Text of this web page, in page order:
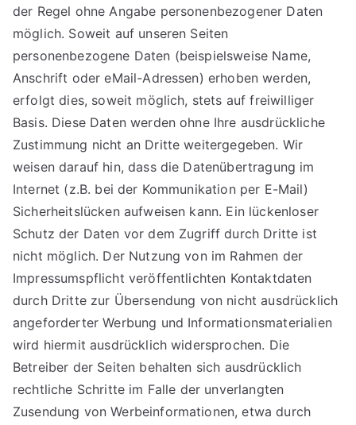
der Regel ohne Angabe personenbezogener Daten
möglich. Soweit auf unseren Seiten
personenbezogene Daten (beispielsweise Name,
Anschrift oder eMail-Adressen) erhoben werden,
erfolgt dies, soweit möglich, stets auf freiwilliger
Basis. Diese Daten werden ohne Ihre ausdrückliche
Zustimmung nicht an Dritte weitergegeben. Wir
weisen darauf hin, dass die Datenübertragung im
Internet (z.B. bei der Kommunikation per E-Mail)
Sicherheitslücken aufweisen kann. Ein lückenloser
Schutz der Daten vor dem Zugriff durch Dritte ist
nicht möglich. Der Nutzung von im Rahmen der
Impressumspflicht veröffentlichten Kontaktdaten
durch Dritte zur Übersendung von nicht ausdrücklich
angeforderter Werbung und Informationsmaterialien
wird hiermit ausdrücklich widersprochen. Die
Betreiber der Seiten behalten sich ausdrücklich
rechtliche Schritte im Falle der unverlangten
Zusendung von Werbeinformationen, etwa durch